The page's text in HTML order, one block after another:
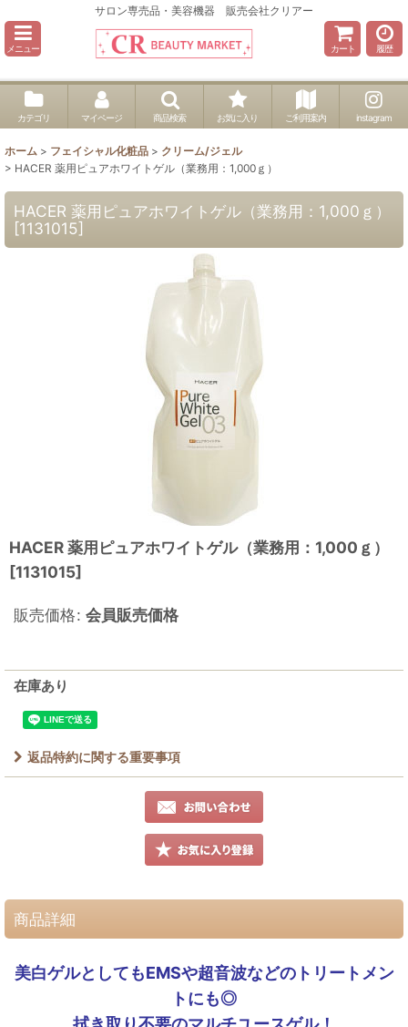
サロン専売品・美容機器 販売会社クリアー
メニュー カート 履歴
カテゴリ マイページ 商品検索 お気に入り ご利用案内 instagram
ホーム > フェイシャル化粧品 > クリーム/ジェル
> HACER 薬用ピュアホワイトゲル（業務用：1,000ｇ）
HACER 薬用ピュアホワイトゲル（業務用：1,000ｇ）
[1131015]
HACER 薬用ピュアホワイトゲル（業務用：1,000ｇ）
[1131015]
販売価格: 会員販売価格
在庫あり
返品特約に関する重要事項
商品詳細
美白ゲルとしてもEMSや超音波などのトリートメン
トにも◎